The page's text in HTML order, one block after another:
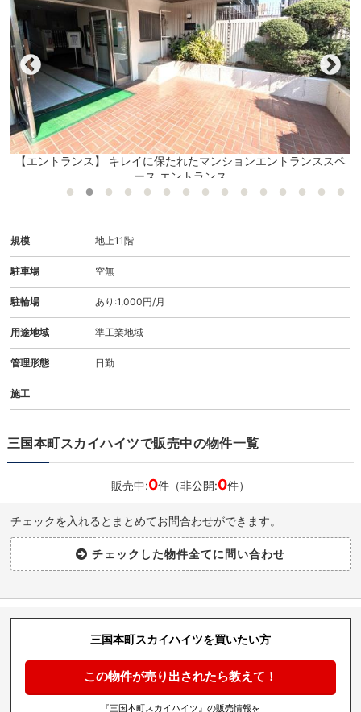
【エントランス】 キレイに保たれたマンションエントランススペ
ース エントランス
規模 地上11階
駐車場 空無
駐輪場 あり:1,000円/月
用途地域 準工業地域
管理形態 日勤
施工
三国本町スカイハイツで販売中の物件一覧
販売中:0件（非公開:0件）
チェックを入れるとまとめてお問合わせができます。
三国本町スカイハイツを買いたい方
この物件が売り出されたら教えて！
『三国本町スカイハイツ』の販売情報を